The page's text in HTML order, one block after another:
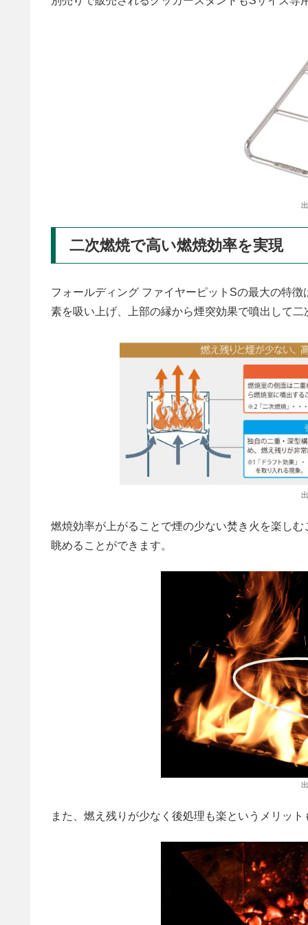
二次燃焼で高い燃焼効率を実現
フォールディング ファイヤーピットSの最大の特
素を吸い上げ、上部の縁から煙突効果で噴出して二
燃焼効率が上がることで煙の少ない焚き火を楽し
眺めることができます。
また、燃え残りが少なく後処理も楽というメリット